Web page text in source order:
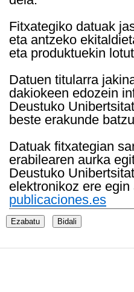
Fitxategiko datuak
eta antzeko
eta produktuekin
Datuen titularra
dakiokeen edozein
Deustuko
beste erakunde
Datuak fitxategian
erabilearen aurka
Deustuko
elektronikoz ere
publicaciones.es
Ezabatu Bidali